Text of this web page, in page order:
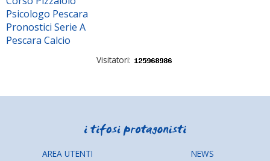
Psicologo Pescara
Pronostici Serie A
Pescara Calcio
Visitatori:
AREA UTENTI
NEWS